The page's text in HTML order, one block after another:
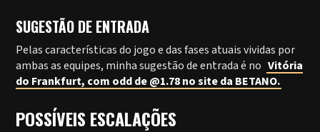
SUGESTÃO DE ENTRADA
Pelas características do jogo e das fases atuais vividas por
ambas as equipes, minha sugestão de entrada é no Vitória
do Frankfurt, com odd de @1.78 no site da BETANO.
POSSÍVEIS ESCALAÇÕES